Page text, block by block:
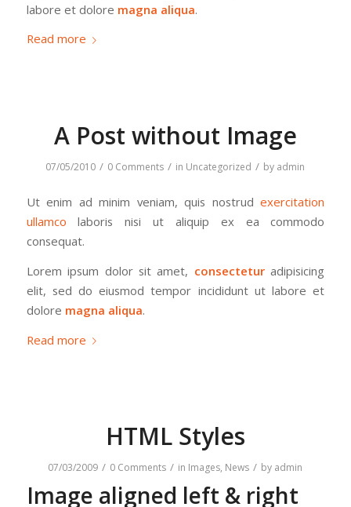
labore et dolore magna aliqua.
Read more
A Post without Image
07/05/2010 / 0 Comments / in Uncategorized / by admin
Ut enim ad minim veniam, quis nostrudexercitation
ullamco laboris nisi ut aliquip ex ea commodo
consequat.
Lorem ipsum dolor sit amet, consecteturadipisicing
elit, sed do eiusmod tempor incididunt ut labore et
dolore magna aliqua.
Read more
HTML Styles
07/03/2009 / 0 Comments / in Images, News / by admin
Image aligned left & right